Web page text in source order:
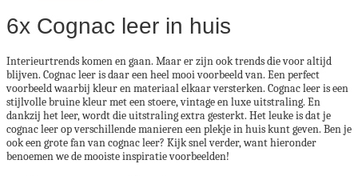
6x Cognac leer in huis
Interieurtrends komen en gaan. Maar er zijn ook trends die voor altijd
blijven. Cognac leer is daar een heel mooi voorbeeld van. Een perfect
voorbeeld waarbij kleur en materiaal elkaar versterken. Cognac leer is een
stijlvolle bruine kleur met een stoere, vintage en luxe uitstraling. En
dankzij het leer, wordt die uitstraling extra gesterkt. Het leuke is dat je
cognac leer op verschillende manieren een plekje in huis kunt geven. Ben je
ook een grote fan van cognac leer? Kijk snel verder, want hieronder
benoemen we de mooiste inspiratie voorbeelden!